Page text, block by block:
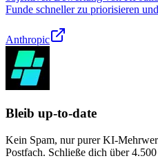
Funde schneller zu priorisieren
Anthropic
Bleib up-to-date
Kein Spam, nur purer KI-
Postfach. Schließe dich über4.500